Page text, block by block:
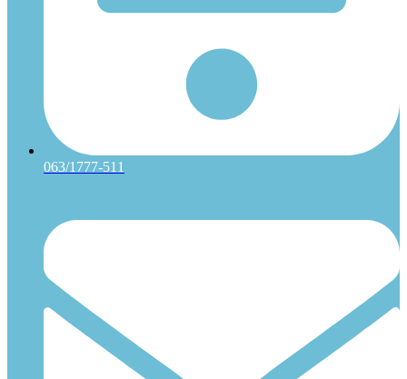
063/1777-511